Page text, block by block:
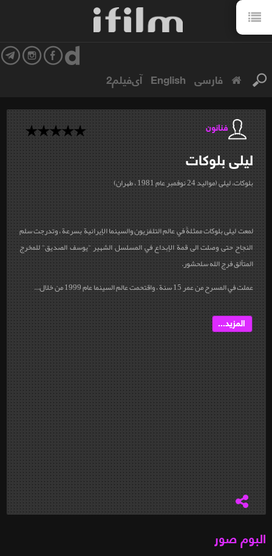
فارسی English آی‌فیلم2
فنانون
ليلىبلوكات
بلوكات، ليلى (مواليد 24 نوفمبر عام 1981 ، طهران)
لمعت ليلى بلوكات ممثلةً في عالم التلفزيون والسينما الإيرانية بسرعة ، وتدرجت سلم
النجاح حتى وصلت الى قمة الإبداع في المسلسل الشهير "يوسف الصديق" للمخرج
المتألق فرج الله سلحشور.
عملت في المسرح من عمر 15 سنة ، واقتحمت عالم السينما عام 1999 من خلال...
المزيد...
البوم صور